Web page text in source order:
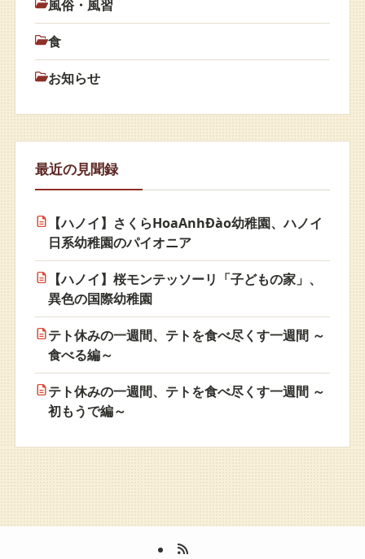
風俗・風習
食
お知らせ
最近の見聞録
【ハノイ】さくらHoaAnhĐào幼稚園、ハノイ
日系幼稚園のパイオニア
【ハノイ】桜モンテッソーリ「子どもの家」、
異色の国際幼稚園
テト休みの一週間、テトを食べ尽くす一週間 ～
食べる編～
テト休みの一週間、テトを食べ尽くす一週間 ～
初もうで編～